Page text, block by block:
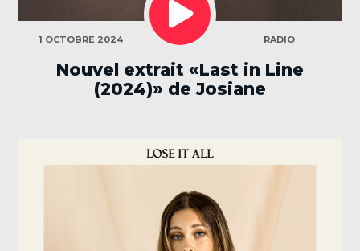
1 OCTOBRE 2024
LECTEUR
AUDIO
CATÉGORIES
RADIO
Nouvel extrait «Last in Line
(2024)» de Josiane